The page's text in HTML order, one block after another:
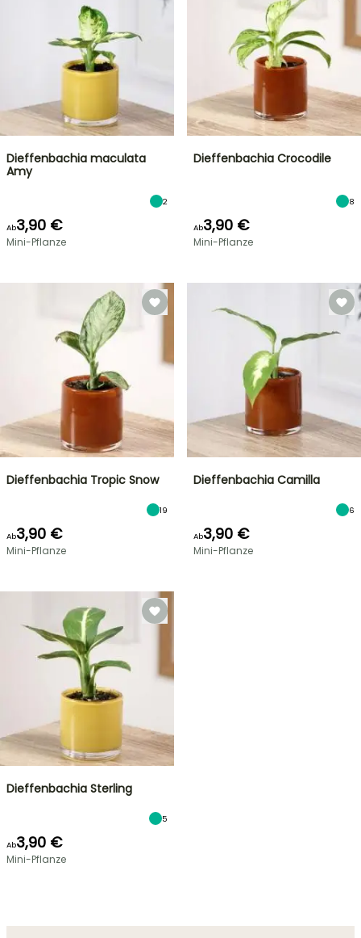
Dieffenbachia maculata
Amy
2
Ab3,90 €
Mini-Pflanze
Dieffenbachia Crocodile
8
Ab3,90 €
Mini-Pflanze
Dieffenbachia Tropic Snow
19
Ab3,90 €
Mini-Pflanze
Dieffenbachia Camilla
6
Ab3,90 €
Mini-Pflanze
Dieffenbachia Sterling
5
Ab3,90 €
Mini-Pflanze